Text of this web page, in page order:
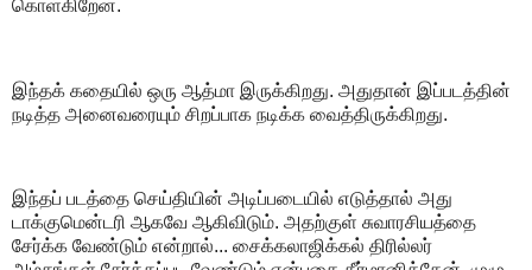
கொள்கிறேன்.
இந்தக் கதையில் ஒரு ஆத்மா இருக்கிறது. அதுதான் இப்படத்தின்
நடித்த அனைவரையும் சிறப்பாக நடிக்க வைத்திருக்கிறது.
இந்தப் படத்தை செய்தியின் அடிப்படையில் எடுத்தால் அது
டாக்குமென்டரி ஆகவே ஆகிவிடும். அதற்குள் சுவாரசியத்தை
சேர்க்க வேண்டும் என்றால்... சைக்கலாஜிக்கல் திரில்லர்